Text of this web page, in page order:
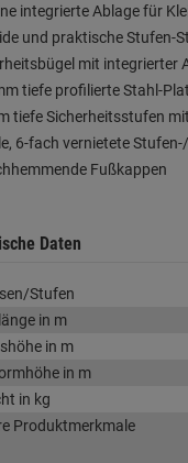
integrierte Ablage für
und praktische Stufen-
mit integrierter
tiefe profilierte Stahl-
tiefe Sicherheitsstufen
6-fach vernietete
Fußkappen
Daten
Stufen
in m
in m
in m
in kg
Produktmerkmale